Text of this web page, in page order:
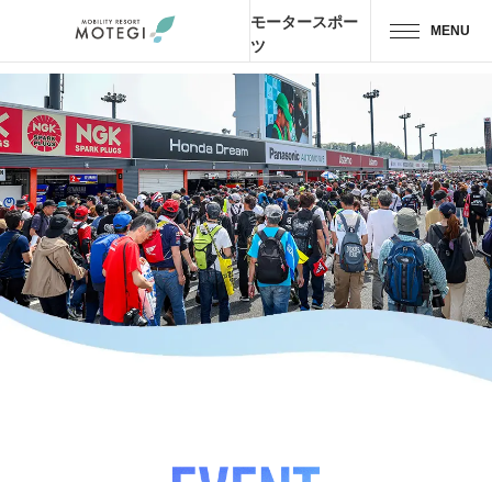
モータースポー
ツ
MENU
トップページ JP
エリア・施設
アトラクション・アクティビティ
モーター スポーツ
キャンプ